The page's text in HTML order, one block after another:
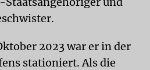
2023 war er in der
stationiert. Als die